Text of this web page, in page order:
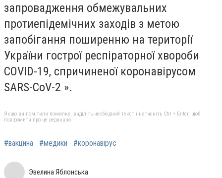
запровадження обмежувальних
протиепідемічних заходів з метою
запобігання поширенню на території
України гострої респіраторної хвороби
COVID-19, спричиненої коронавірусом
SARS-CoV-2 ».
Якщо ви помітили помилку, виділіть необхідний текст і натисніть Ctrl + Enter, щоб
повідомити про це редакцію
#вакцина #медики #коронавірус
Эвелина Яблонська